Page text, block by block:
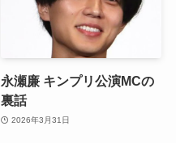
永瀬廉 キンプリ公演MCの
裏話
2026年3月31日